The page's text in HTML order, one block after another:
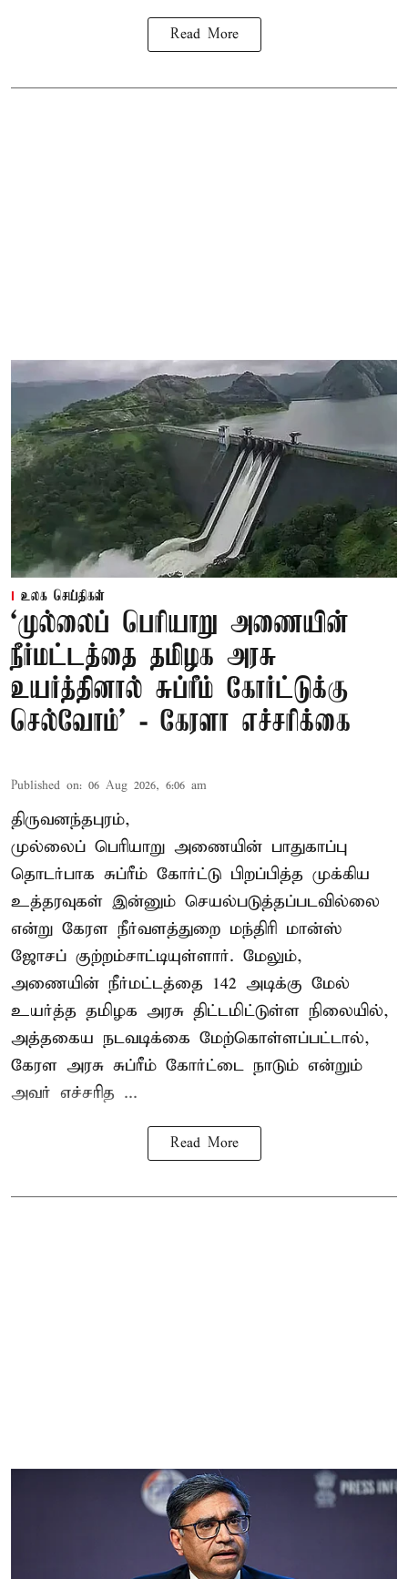
Read More
உலக செய்திகள்
‘முல்லைப் பெரியாறு அணையின்
நீர்மட்டத்தை தமிழக அரசு
உயர்த்தினால் சுப்ரீம் கோர்ட்டுக்கு
செல்வோம்' - கேரளா எச்சரிக்கை
Published on: 06 Aug 2026, 6:06 am
திருவனந்தபுரம்,
முல்லைப் பெரியாறு அணையின் பாதுகாப்பு
தொடர்பாக சுப்ரீம் கோர்ட்டு பிறப்பித்த முக்கிய
உத்தரவுகள் இன்னும் செயல்படுத்தப்படவில்லை
என்று கேரள நீர்வளத்துறை மந்திரி மான்ஸ்
ஜோசப் குற்றம்சாட்டியுள்ளார். மேலும்,
அணையின் நீர்மட்டத்தை 142 அடிக்கு மேல்
உயர்த்த தமிழக அரசு திட்டமிட்டுள்ள நிலையில்,
அத்தகைய நடவடிக்கை மேற்கொள்ளப்பட்டால்,
கேரள அரசு சுப்ரீம் கோர்ட்டை நாடும் என்றும்
அவர் எச்சரித ...
Read More